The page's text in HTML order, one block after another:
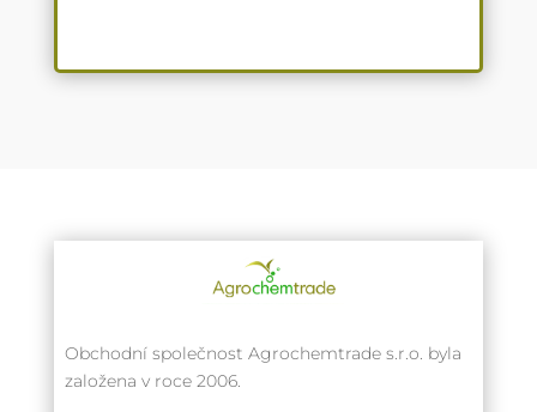
Obchodní společnost Agrochemtrade s.r.o. byla
založena v roce 2006.